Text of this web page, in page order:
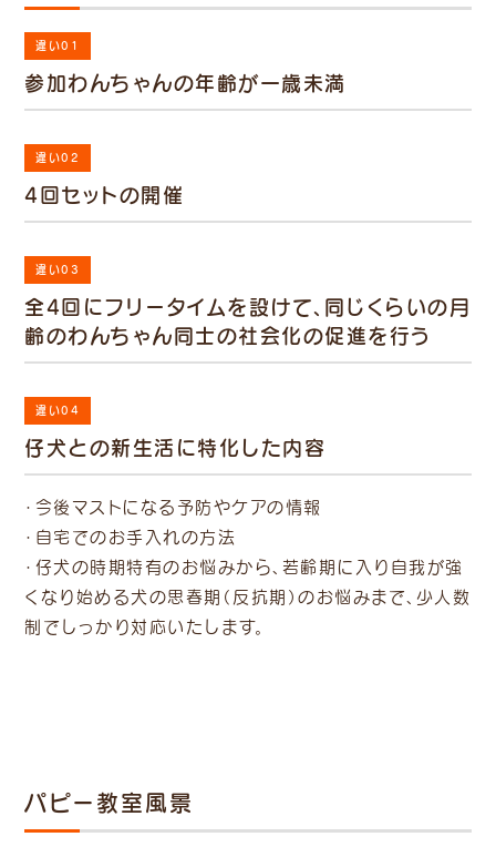
違い01
参加わんちゃんの年齢が一歳未満
違い02
4回セットの開催
違い03
全4回にフリータイムを設けて、同じくらいの月
齢のわんちゃん同士の社会化の促進を行う
違い04
仔犬との新生活に特化した内容
・今後マストになる予防やケアの情報
・自宅でのお手入れの方法
・仔犬の時期特有のお悩みから、若齢期に入り自我が強
くなり始める犬の思春期（反抗期）のお悩みまで、少人数
制でしっかり対応いたします。
パピー教室風景